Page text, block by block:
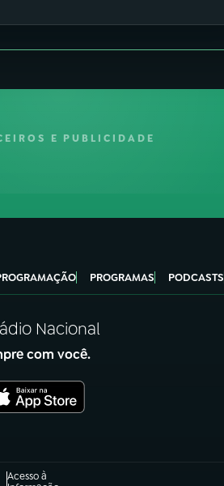
E PUBLICIDADE
PROGRAMAS PODCASTS
Nacional
com você.
Acesso à